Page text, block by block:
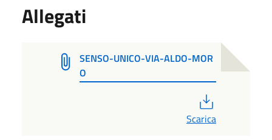
Allegati
SENSO-UNICO-VIA-ALDO-MOR
O
Scarica